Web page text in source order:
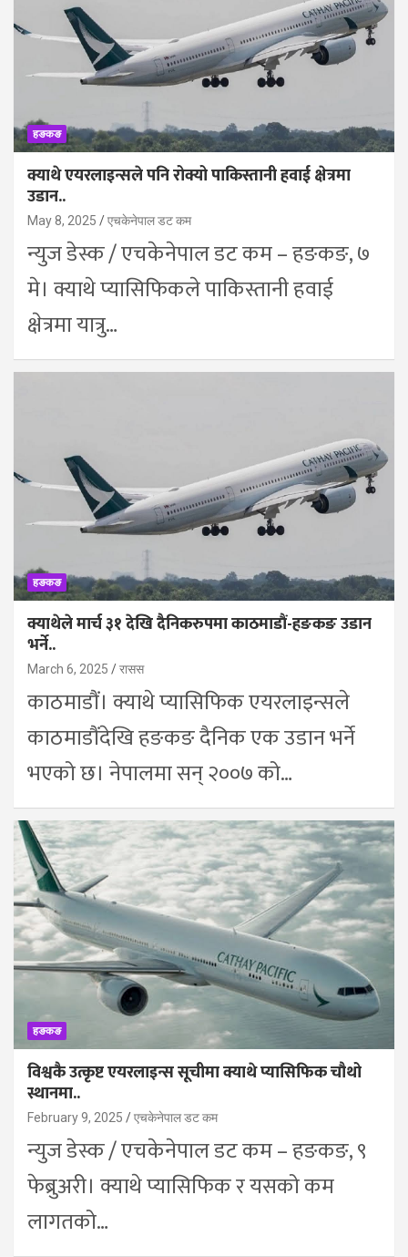
हङकङ
क्याथे एयरलाइन्सले पनि रोक्यो पाकिस्तानी हवाई क्षेत्रमा
उडान..
May 8, 2025 एचकेनेपाल डट कम
न्युज डेस्क / एचकेनेपाल डट कम – हङकङ, ७
मे। क्याथे प्यासिफिकले पाकिस्तानी हवाई
क्षेत्रमा यात्रु…
हङकङ
क्याथेले मार्च ३१ देखि दैनिकरुपमा काठमाडौं-हङकङ उडान
भर्ने..
March 6, 2025 रासस
काठमाडौं। क्याथे प्यासिफिक एयरलाइन्सले
काठमाडौंदेखि हङकङ दैनिक एक उडान भर्ने
भएको छ। नेपालमा सन् २००७ को…
हङकङ
विश्वकै उत्कृष्ट एयरलाइन्स सूचीमा क्याथे प्यासिफिक चौथो
स्थानमा..
February 9, 2025 एचकेनेपाल डट कम
न्युज डेस्क / एचकेनेपाल डट कम – हङकङ, ९
फेब्रुअरी। क्याथे प्यासिफिक र यसको कम
लागतको…